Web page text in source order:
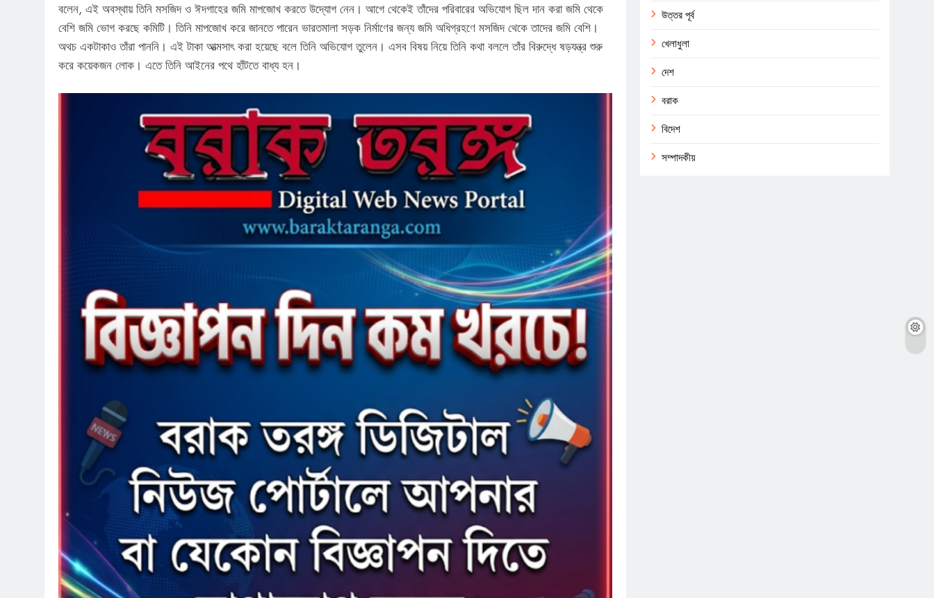
বলেন, এই অবস্থায় তিনি মসজিদ ও ঈদগাহের জমি মাপজোখ করতে উদ্যোগ নেন। আগে থেকেই তাঁদের পরিবারের অভিযোগ ছিল দান করা জমি থেকে
বেশি জমি ভোগ করছে কমিটি। তিনি মাপজোখ করে জানতে পারেন ভারতমালা সড়ক নির্মাণের জন্য জমি অধিগ্রহণে মসজিদ থেকে তাদের জমি বেশি।
অথচ একটাকাও তাঁরা পাননি। এই টাকা আত্মসাৎ করা হয়েছে বলে তিনি অভিযোগ তুলেন। এসব বিষয় নিয়ে তিনি কথা বললে তাঁর বিরুদ্ধে ষড়যন্ত্র শুরু
করে কয়েকজন লোক। এতে তিনি আইনের পথে হাঁটতে বাধ্য হন।
উত্তর পূর্ব
খেলাধুলা
দেশ
বরাক
বিদেশ
সম্পাদকীয়